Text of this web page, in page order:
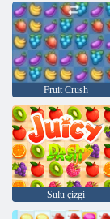
Fruit Crush
Sulu çizgi